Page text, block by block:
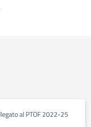
al PTOF 2022-25